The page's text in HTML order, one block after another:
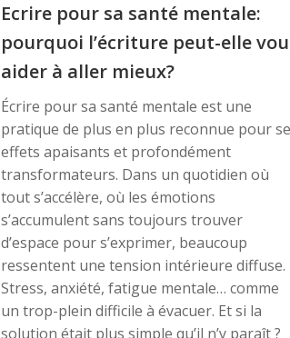
Ecrire pour sa santé mentale:
pourquoi l’écriture peut-elle
aider à aller mieux?
Écrire pour sa santé mentale est une
pratique de plus en plus reconnue pour
effets apaisants et profondément
transformateurs. Dans un quotidien où
tout s’accélère, où les émotions
s’accumulent sans toujours trouver
d’espace pour s’exprimer, beaucoup
ressentent une tension intérieure diffuse.
Stress, anxiété, fatigue mentale… comme
un trop-plein difficile à évacuer. Et si la
solution était plus simple qu’il n’y paraît ?